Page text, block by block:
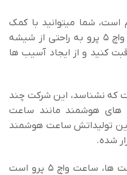
است، شما میتوانید با کمک
گلس ساعت هوشمند سامسونگ واچ 5 پرو به راحتی از شیشه
کنید و از ایجاد آسیب ها
که نشناسد، این شرکت چند
های هوشمند مانند ساعت
تولیداتش ساعت هوشمند
یکی از پرطرفدارترین نوع این ساعت ها، ساعت واچ 5 پرو است